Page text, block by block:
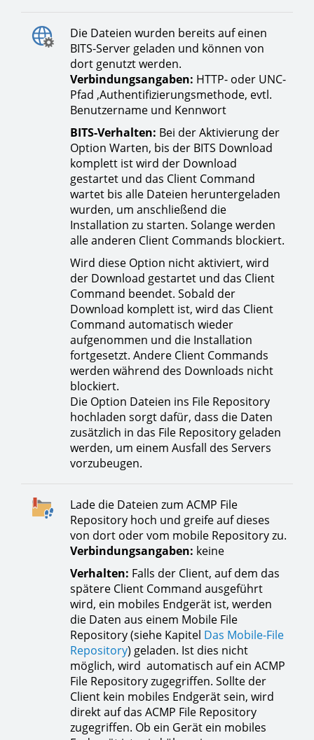
Die Dateien wurden bereits auf einen
BITS-Server geladen und können von
dort genutzt werden.
Verbindungsangaben: HTTP- oder UNC-
Pfad ,Authentifizierungsmethode, evtl.
Benutzername und Kennwort
BITS-Verhalten: Bei der Aktivierung der
Option Warten, bis der BITS Download
komplett ist wird der Download
gestartet und das Client Command
wartet bis alle Dateien heruntergeladen
wurden, um anschließend die
Installation zu starten. Solange werden
alle anderen Client Commands blockiert.
Wird diese Option nicht aktiviert, wird
der Download gestartet und das Client
Command beendet. Sobald der
Download komplett ist, wird das Client
Command automatisch wieder
aufgenommen und die Installation
fortgesetzt. Andere Client Commands
werden während des Downloads nicht
blockiert.
Die Option Dateien ins File Repository
hochladen sorgt dafür, dass die Daten
zusätzlich in das File Repository geladen
werden, um einem Ausfall des Servers
vorzubeugen.
Lade die Dateien zum ACMP File
Repository hoch und greife auf dieses
von dort oder vom mobile Repository zu.
Verbindungsangaben: keine
Verhalten: Falls der Client, auf dem das
spätere Client Command ausgeführt
wird, ein mobiles Endgerät ist, werden
die Daten aus einem Mobile File
Repository (siehe Kapitel Das Mobile-File
Repository) geladen. Ist dies nicht
möglich, wird automatisch auf ein ACMP
File Repository zugegriffen. Sollte der
Client kein mobiles Endgerät sein, wird
direkt auf das ACMP File Repository
zugegriffen. Ob ein Gerät ein mobiles